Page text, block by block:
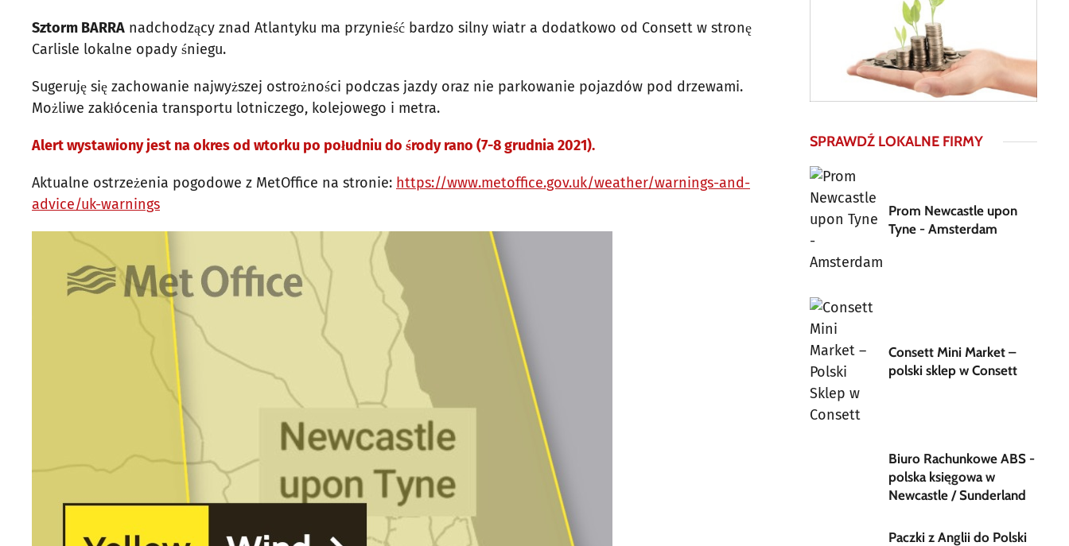
Sztorm BARRA nadchodzący znad Atlantyku ma przynieść bardzo silny wiatr a dodatkowo od Consett w stronę
Carlisle lokalne opady śniegu.
Sugeruję się zachowanie najwyższej ostrożności podczas jazdy oraz nie parkowanie pojazdów pod drzewami.
Możliwe zakłócenia transportu lotniczego, kolejowego i metra.
Alert wystawiony jest na okres od wtorku po południu do środy rano (7-8 grudnia 2021).
Aktualne ostrzeżenia pogodowe z MetOffice na stronie: https://www.metoffice.gov.uk/weather/warnings-and-
advice/uk-warnings
SPRAWDŹ LOKALNE FIRMY
Prom Newcastle upon
Tyne - Amsterdam
Consett Mini Market –
polski sklep w Consett
Biuro Rachunkowe ABS -
polska księgowa w
Newcastle / Sunderland
Paczki z Anglii do Polski